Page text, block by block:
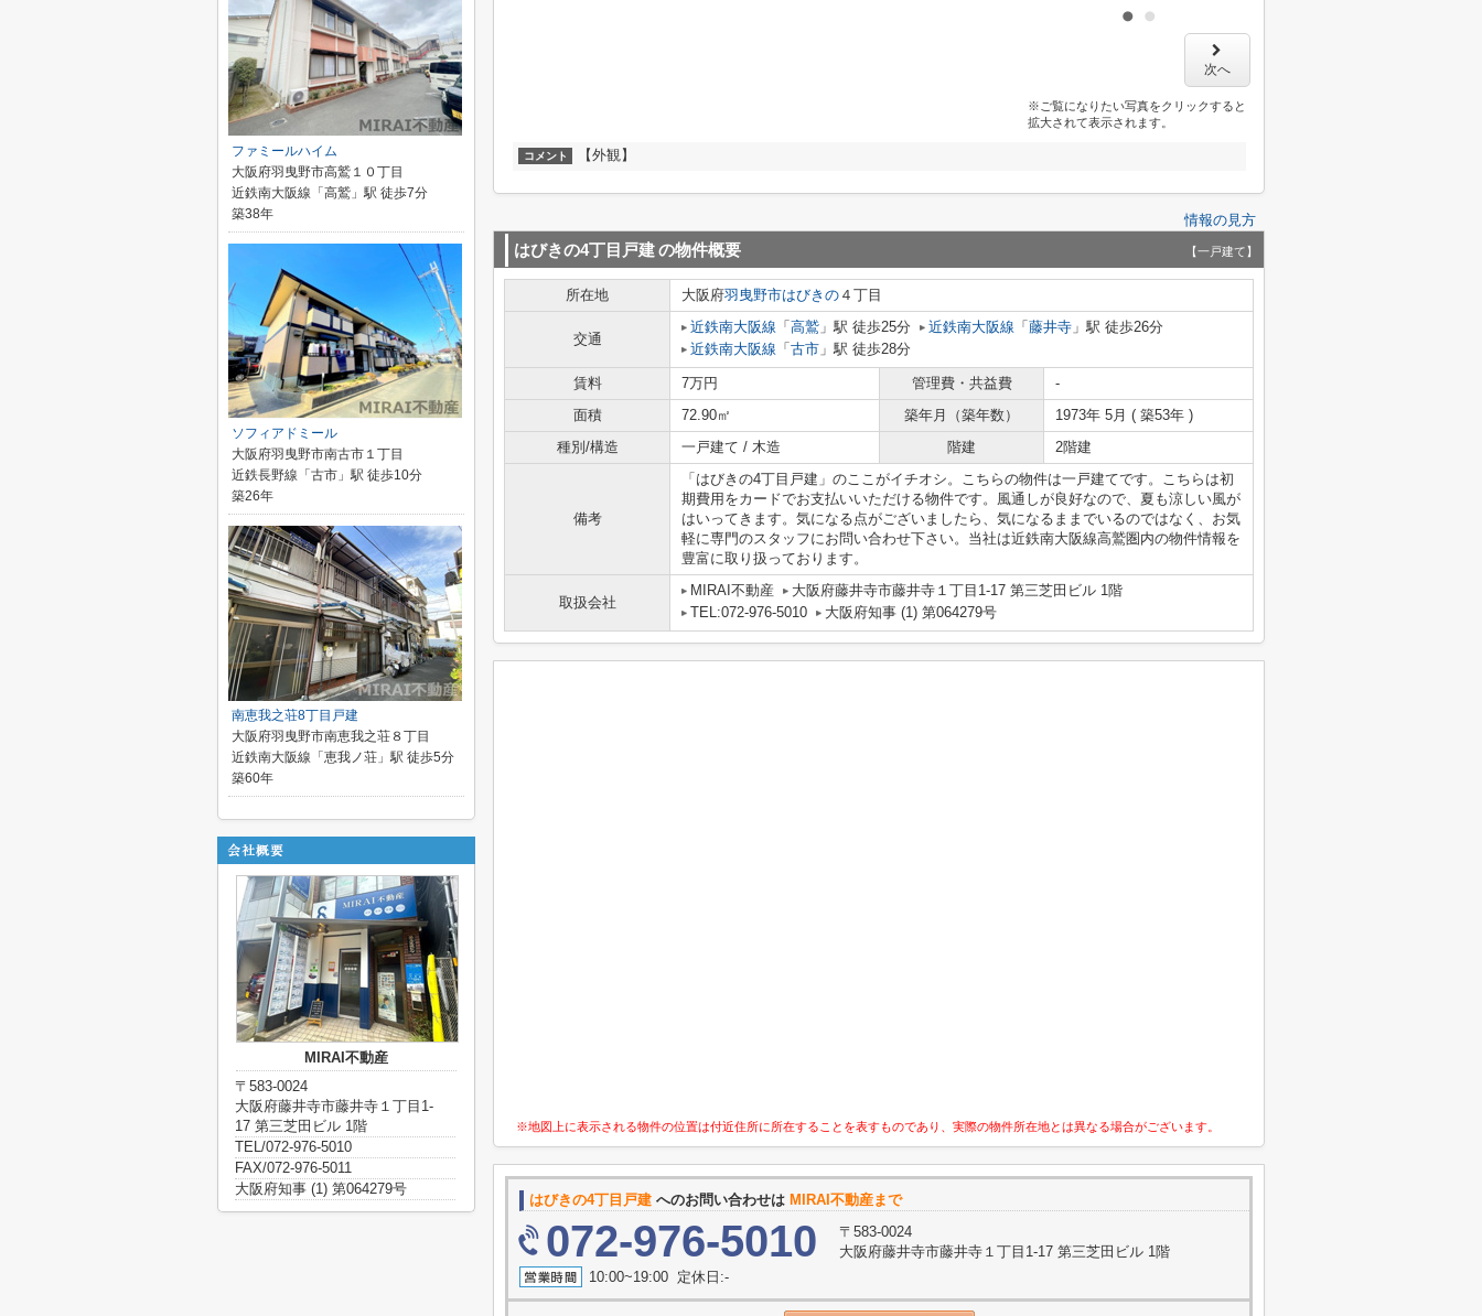
次へ
※ご覧になりたい写真をクリックすると
拡大されて表示されます。
コメント 【外観】
情報の見方
はびきの4丁目戸建の物件概要 【一戸建て】
所在地 大阪府羽曳野市はびきの ４丁目
交通
近鉄南大阪線 「 高鷲 」駅 徒歩25分 近鉄南大阪線 「 藤井寺 」駅 徒歩26分
近鉄南大阪線 「 古市 」駅 徒歩28分
賃料 7万円 管理費・共益費
-
面積
72.90㎡ 築年月（築年数）
1973年 5月 ( 築53年 )
種別/構造
一戸建て / 木造 階建 2階建
備考
「はびきの4丁目戸建」のここがイチオシ。こちらの物件は一戸建てです。こちらは初
期費用をカードでお支払いいただける物件です。風通しが良好なので、夏も涼しい風が
はいってきます。気になる点がございましたら、気になるままでいるのではなく、お気
軽に専門のスタッフにお問い合わせ下さい。当社は近鉄南大阪線高鷲圏内の物件情報を
豊富に取り扱っております。
取扱会社
MIRAI不動産
大阪府藤井寺市藤井寺１丁目1-17 第三芝田ビル 1階
TEL:072-976-5010
大阪府知事 (1) 第064279号
※地図上に表示される物件の位置は付近住所に所在することを表すものであり、実際の物件所在地とは異なる場合がございます。
はびきの4丁目戸建 へのお問い合わせは MIRAI不動産まで
072-976-5010
〒583-0024
大阪府藤井寺市藤井寺１丁目1-17 第三芝田ビル 1階
10:00~19:00 定休日:-
ファミールハイム
大阪府羽曳野市高鷲１０丁目
近鉄南大阪線「高鷲」駅 徒歩7分
築38年
ソフィアドミール
大阪府羽曳野市南古市１丁目
近鉄長野線「古市」駅 徒歩10分
築26年
南恵我之荘8丁目戸建
大阪府羽曳野市南恵我之荘８丁目
近鉄南大阪線「恵我ノ荘」駅 徒歩5分
築60年
MIRAI不動産
〒583-0024
大阪府藤井寺市藤井寺１丁目1-
17 第三芝田ビル 1階
TEL/072-976-5010
FAX/072-976-5011
大阪府知事 (1) 第064279号